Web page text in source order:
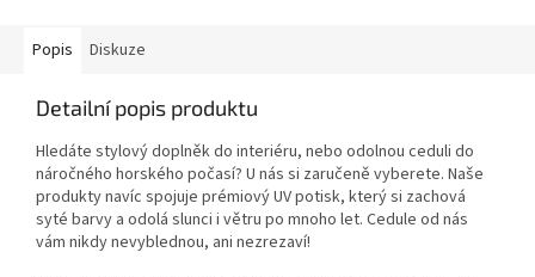
Popis Diskuze
Detailní popis produktu
Hledáte stylový doplněk do interiéru, nebo odolnou ceduli do
náročného horského počasí? U nás si zaručeně vyberete. Naše
produkty navíc spojuje prémiový UV potisk, který si zachová
syté barvy a odolá slunci i větru po mnoho let. Cedule od nás
vám nikdy nevyblednou, ani nezrezaví!